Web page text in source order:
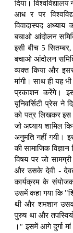
दिया।
आध र पर
विवादास्पद अध्याय
बचाओ आंदोलन
इसी बीच 5
बचाओ आंदोलन
व्यक्त किया और
मांगी। साथ ही यह
प्रकाशन करेंगे।
यूनिवर्सिटी प्रेस ने
को पत्र लिखकर इस
जो अध्याय शामिल
अनुमति नहीं गयी।
की सामाजिक विज्ञान
विषय पर जो सामग्री
और उसके देवी -
कार्यक्रम के
उसमें कहा गया कि
थी और शमशान
पुरुष था और
।" इसमें आगे दुर्गा